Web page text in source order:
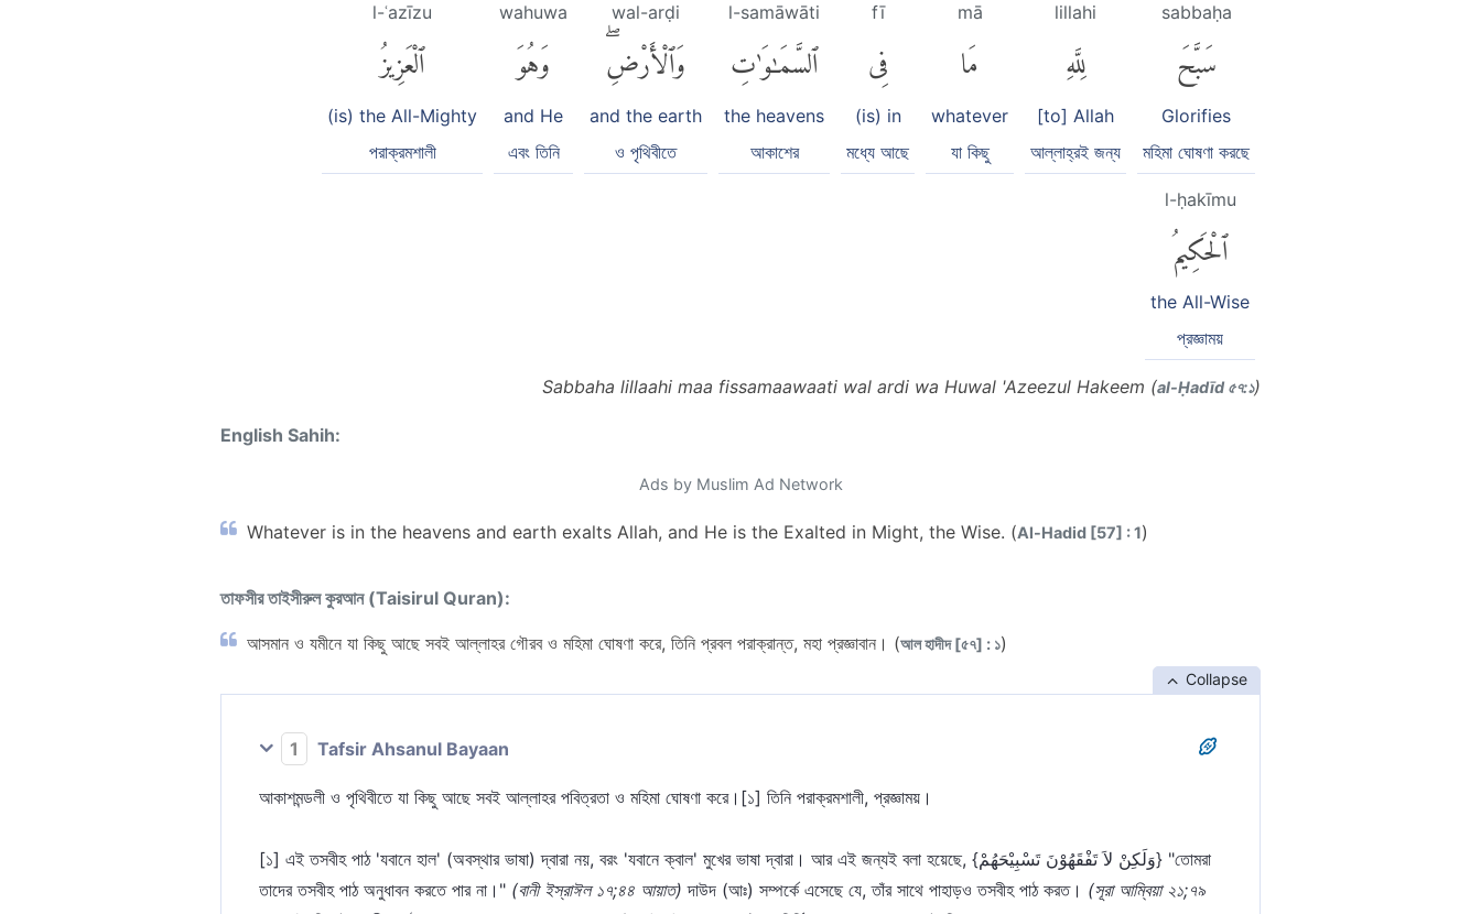
sabbaḥa
سَبَّحَ
Glorifies
মহিমা ঘোষণা করছে
lillahi
لِلَّهِ
[to] Allah
আল্লাহ্‌রই জন্য
mā
مَا
whatever
যা কিছু
fī
فِى
(is) in
মধ্যে আছে
l-samāwāti
ٱلسَّمَٰوَٰتِ
the heavens
আকাশের
wal-arḍi
وَٱلْأَرْضِۖ
and the earth
ও পৃথিবীতে
wahuwa
وَهُوَ
and He
এবং তিনি
l-ʿazīzu
ٱلْعَزِيزُ
(is) the All-Mighty
পরাক্রমশালী
l-ḥakīmu
ٱلْحَكِيمُ
the All-Wise
প্রজ্ঞাময়
Sabbaha lillaahi maa fissamaawaati wal ardi wa Huwal 'Azeezul Hakeem (al-Ḥadīd ৫৭:১)
English Sahih:
Ads by Muslim Ad Network
Whatever is in the heavens and earth exalts Allah, and He is the Exalted in Might, the Wise. (Al-Hadid [57] : 1)
তাফসীর তাইসীরুল কুরআন (Taisirul Quran):
আসমান ও যমীনে যা কিছু আছে সবই আল্লাহর গৌরব ও মহিমা ঘোষণা করে, তিনি প্রবল পরাক্রান্ত, মহা প্রজ্ঞাবান। (আল হাদীদ [৫৭] : ১)
Collapse
1 Tafsir Ahsanul Bayaan
আকাশমন্ডলী ও পৃথিবীতে যা কিছু আছে সবই আল্লাহর পবিত্রতা ও মহিমা ঘোষণা করে।[১] তিনি পরাক্রমশালী, প্রজ্ঞাময়।
[১] এই তসবীহ পাঠ 'যবানে হাল' (অবস্থার ভাষা) দ্বারা নয়, বরং 'যবানে ক্বাল' মুখের ভাষা দ্বারা। আর এই জন্যই বলা হয়েছে, {وَلَكِنْ لاَ تَفْقَهُوْنَ تَسْبِيْحَهُمْ} "তোমরা
তাদের তসবীহ পাঠ অনুধাবন করতে পার না।" (বানী ইস্রাঈল ১৭;৪৪ আয়াত) দাউদ (আঃ) সম্পর্কে এসেছে যে, তাঁর সাথে পাহাড়ও তসবীহ পাঠ করত। (সূরা আম্বিয়া ২১;৭৯